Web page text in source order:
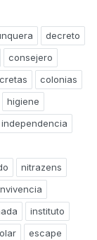
decreto
consejero
cretas
colonias
higiene
independencia
nitrazens
instituto
escape